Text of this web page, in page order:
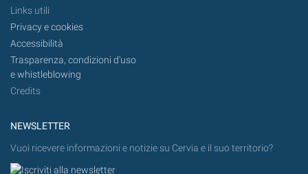
Links utili
Privacy e cookies
Accessibilità
Trasparenza, condizioni d'uso
e whistleblowing
Credits
NEWSLETTER
Vuoi ricevere informazioni e notizie su Cervia e il suo territorio?